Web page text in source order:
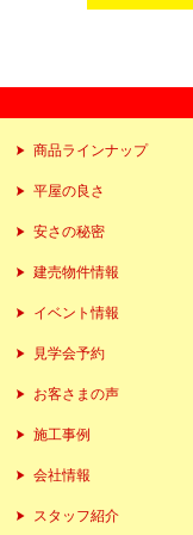
商品ラインナップ
平屋の良さ
安さの秘密
建売物件情報
イベント情報
見学会予約
お客さまの声
施工事例
会社情報
スタッフ紹介